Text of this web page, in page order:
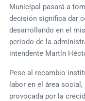
Municipal pasará a
decisión significa dar
desarrollando en el
período de la
intendente Martín
Pese al recambio
labor en el área
provocada por la